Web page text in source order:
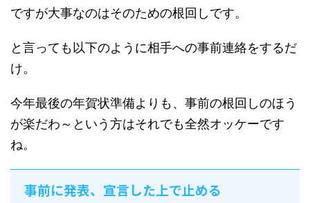
ですが大事なのはそのための根回しです。
と言っても以下のように相手への事前連絡をするだ
け。
今年最後の年賀状準備よりも、事前の根回しのほう
が楽だわ～という方はそれでも全然オッケーです
ね。
事前に発表、宣言した上で止める